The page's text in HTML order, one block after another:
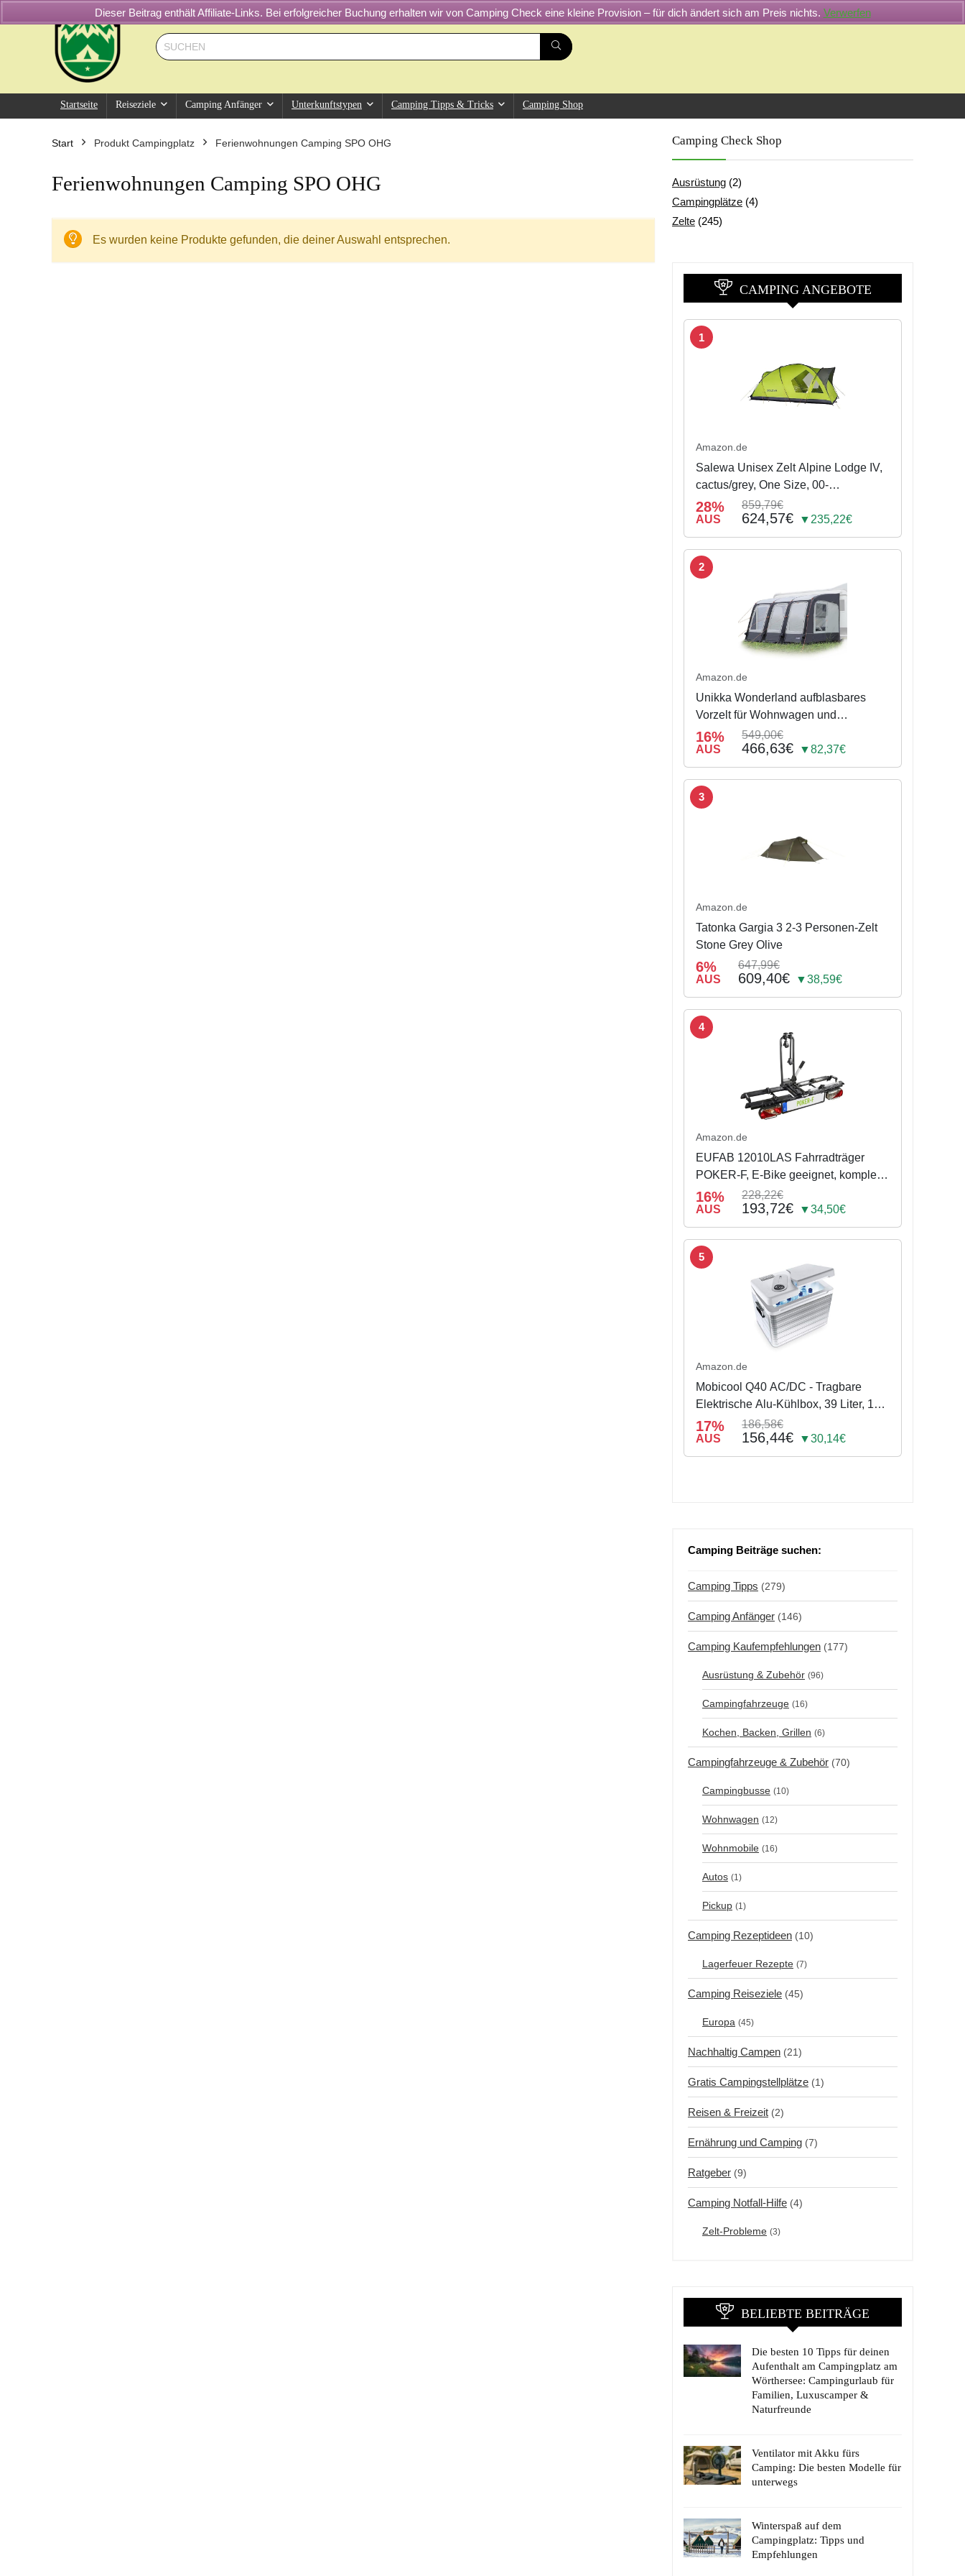
Dieser Beitrag enthält Affiliate-Links. Bei erfolgreicher Buchung erhalten wir von Camping Check eine kleine Provision – für dich ändert sich am Preis nichts. Verwerfen
Startseite Reiseziele Camping Anfänger Unterkunftstypen Camping Tipps & Tricks Camping Shop
Start Produkt Campingplatz Ferienwohnungen Camping SPO OHG
Ferienwohnungen Camping SPO OHG
Es wurden keine Produkte gefunden, die deiner Auswahl entsprechen.
Camping Check Shop
Ausrüstung (2)
Campingplätze (4)
Zelte (245)
CAMPING ANGEBOTE
1
Amazon.de
Salewa Unisex Zelt Alpine Lodge IV,
cactus/grey, One Size, 00-
0000005600
28%
AUS
859,79€
624,57€ ▼235,22€
2
Amazon.de
Unikka Wonderland aufblasbares
Vorzelt für Wohnwagen und
Wohnmobil (390 cm)
16%
AUS
549,00€
466,63€ ▼82,37€
3
Amazon.de
Tatonka Gargia 3 2-3 Personen-Zelt
Stone Grey Olive
6%
AUS
647,99€
609,40€ ▼38,59€
4
Amazon.de
EUFAB 12010LAS Fahrradträger
POKER-F, E-Bike geeignet, komplett
vormontiert, Diebstahlschutz, für 2
Fahrräder, für Anhängerkupplung,
Schwarz, 142 x 70 x 58 cm
16%
AUS
228,22€
193,72€ ▼34,50€
5
Amazon.de
Mobicool Q40 AC/DC - Tragbare
Elektrische Alu-Kühlbox, 39 Liter, 12
V und 230 V für Auto, Lkw, Boot,
Reisemobil und Steckdose,
Aluminium-Gehäuse
17%
AUS
186,58€
156,44€ ▼30,14€
Camping Beiträge suchen:
Camping Tipps (279)
Camping Anfänger (146)
Camping Kaufempfehlungen (177)
Ausrüstung & Zubehör (96)
Campingfahrzeuge (16)
Kochen, Backen, Grillen (6)
Campingfahrzeuge & Zubehör (70)
Campingbusse (10)
Wohnwagen (12)
Wohnmobile (16)
Autos (1)
Pickup (1)
Camping Rezeptideen (10)
Lagerfeuer Rezepte (7)
Camping Reiseziele (45)
Europa (45)
Nachhaltig Campen (21)
Gratis Campingstellplätze (1)
Reisen & Freizeit (2)
Ernährung und Camping (7)
Ratgeber (9)
Camping Notfall-Hilfe (4)
Zelt-Probleme (3)
BELIEBTE BEITRÄGE
Die besten 10 Tipps für deinen
Aufenthalt am Campingplatz am
Wörthersee: Campingurlaub für
Familien, Luxuscamper &
Naturfreunde
Ventilator mit Akku fürs
Camping: Die besten Modelle für
unterwegs
Winterspaß auf dem
Campingplatz: Tipps und
Empfehlungen